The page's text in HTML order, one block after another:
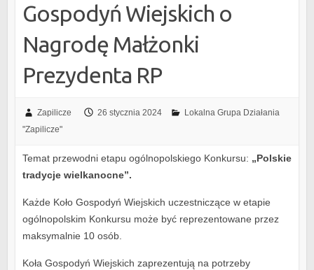
Gospodyń Wiejskich o
Nagrodę Małżonki
Prezydenta RP
Zapilicze 26 stycznia 2024
Lokalna Grupa Działania
"Zapilicze"
Temat przewodni etapu ogólnopolskiego Konkursu: „Polskie
tradycje wielkanocne”.
Każde Koło Gospodyń Wiejskich uczestniczące w etapie
ogólnopolskim Konkursu może być reprezentowane przez
maksymalnie 10 osób.
Koła Gospodyń Wiejskich zaprezentują na potrzeby